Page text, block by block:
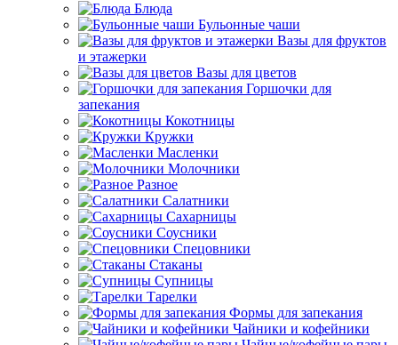
Блюда
Бульонные чаши
Вазы для фруктов
и этажерки
Вазы для цветов
Горшочки для
запекания
Кокотницы
Кружки
Масленки
Молочники
Разное
Салатники
Сахарницы
Соусники
Спецовники
Стаканы
Супницы
Тарелки
Формы для запекания
Чайники и кофейники